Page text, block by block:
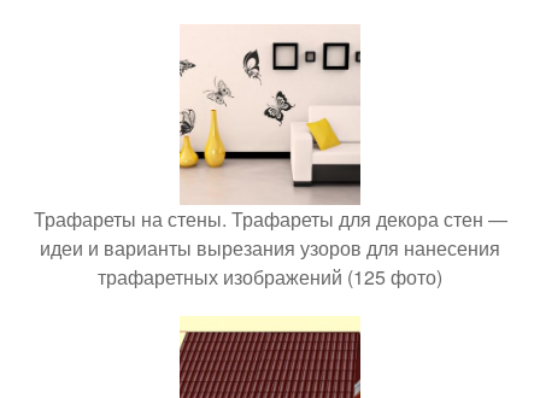
Трафареты на стены. Трафареты для декора стен —
идеи и варианты вырезания узоров для нанесения
трафаретных изображений (125 фото)